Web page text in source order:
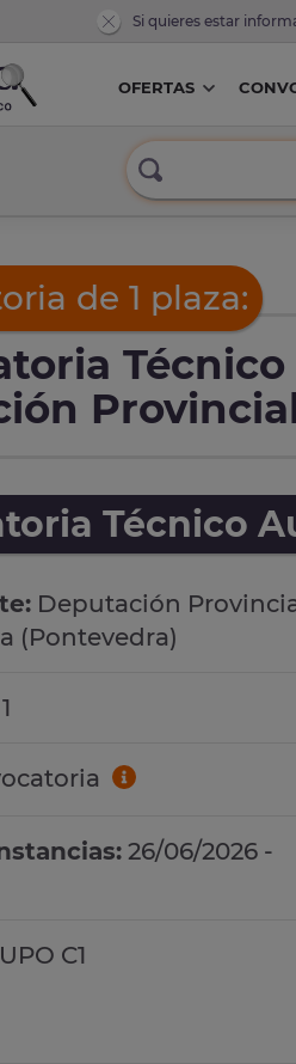
Si quieres estar
OFERTAS
de 1 plaza:
Técnico
Deputación
(Pontevedra)
1
26/06/2026 -
C1